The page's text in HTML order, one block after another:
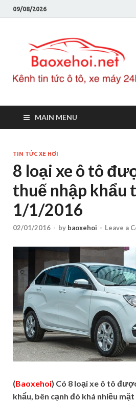
09/08/2026
MAIN MENU
TIN TỨC XE HƠI
8 loại xe ô tô
thuế nhập khẩu
1/1/2016
02/01/2016 - by baoxehoi - Leave a
(Baoxehoi) Có 8 loại xe ô tô
khẩu, bên cạnh đó khá nhiều